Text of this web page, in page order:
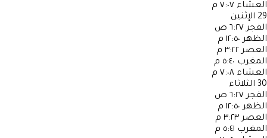
العشاء ٧:٠٧ م
29 الإثنين
الفجر ٦:٢٧ ص
الظهر ١٢:٥٠ م
العصر ٣:٢٢ م
المغرب ٥:٤٠ م
العشاء ٧:٠٨ م
30 الثلاثاء
الفجر ٦:٢٧ ص
الظهر ١٢:٥٠ م
العصر ٣:٢٣ م
المغرب ٥:٤١ م